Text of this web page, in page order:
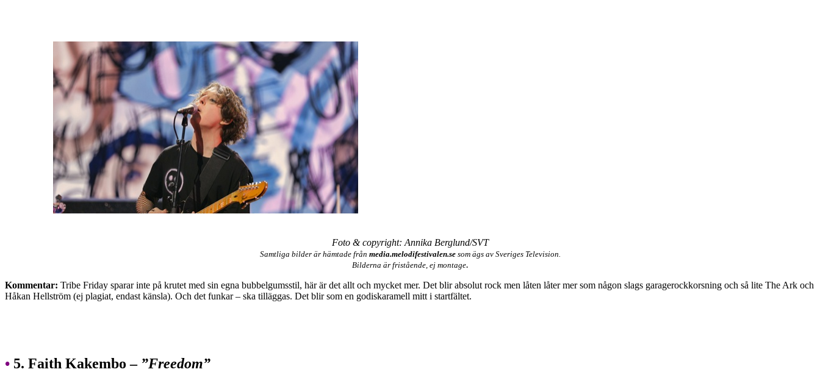
Foto & copyright: Annika Berglund/SVT
Samtliga bilder är hämtade från media.melodifestivalen.sesom ägs av Sveriges Television.
Bilderna är fristående, ej montage.
Kommentar: Tribe Friday sparar inte på krutet med sin egna bubbelgumsstil, här är det allt och mycket mer. Det blir absolut rock men låten låter mer som någon slags garagerockkorsning och så lite The Ark och
Håkan Hellström (ej plagiat, endast känsla). Och det funkar – ska tilläggas. Det blir som en godiskaramell mitt i startfältet.
• 5. Faith Kakembo – ”Freedom”